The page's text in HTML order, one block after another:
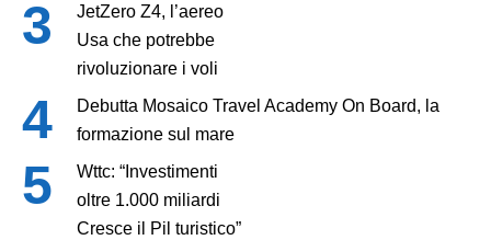
JetZero Z4, l’aereo
Usa che potrebbe
rivoluzionare i voli
Debutta Mosaico Travel Academy On Board, la
formazione sul mare
Wttc: “Investimenti
oltre 1.000 miliardi
Cresce il Pil turistico”